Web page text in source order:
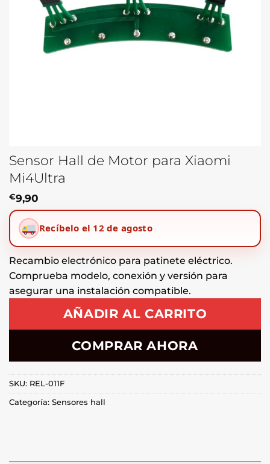
Sensor Hall de Motor para Xiaomi
Mi4Ultra
€9,90
Recíbelo el 12 de agosto
Recambio electrónico para patinete eléctrico.
Comprueba modelo, conexión y versión para
asegurar una instalación compatible.
AÑADIR AL CARRITO
COMPRAR AHORA
SKU: REL-011F
Categoría: Sensores hall